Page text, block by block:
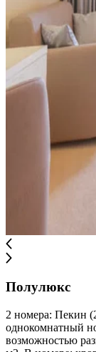
Полулюкс
2 номера: Пекин
однокомнатный
возможностью